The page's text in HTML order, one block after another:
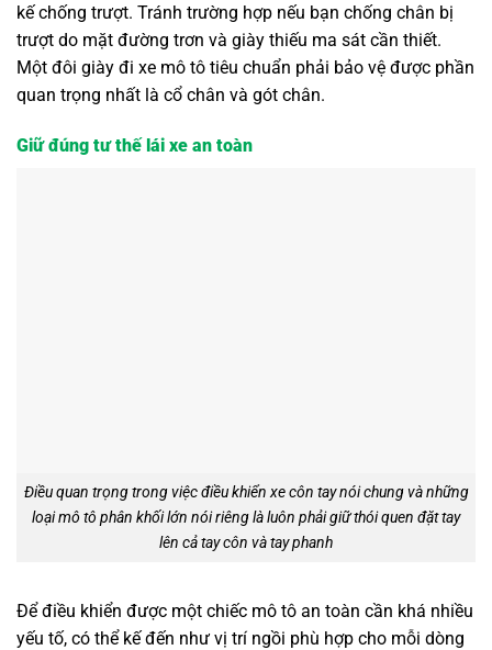
kế chống trượt. Tránh trường hợp nếu bạn chống chân bị
trượt do mặt đường trơn và giày thiếu ma sát cần thiết.
Một đôi giày đi xe mô tô tiêu chuẩn phải bảo vệ được phần
quan trọng nhất là cổ chân và gót chân.
Giữ đúng tư thế lái xe an toàn
Điều quan trọng trong việc điều khiển xe côn tay nói chung và những
loại mô tô phân khối lớn nói riêng là luôn phải giữ thói quen đặt tay
lên cả tay côn và tay phanh
Để điều khiển được một chiếc mô tô an toàn cần khá nhiều
yếu tố, có thể kế đến như vị trí ngồi phù hợp cho mỗi dòng